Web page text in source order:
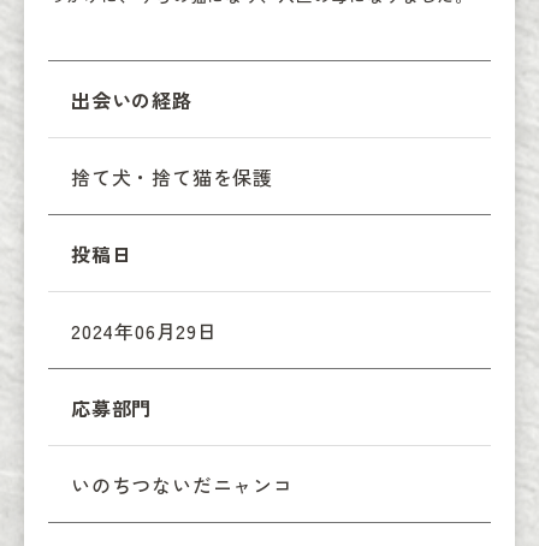
出会いの経路
捨て犬・捨て猫を保護
投稿日
2024年06月29日
応募部門
いのちつないだニャンコ